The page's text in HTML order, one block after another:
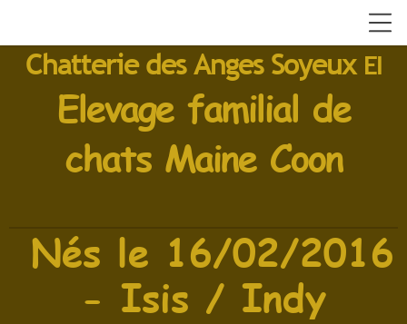
Chatterie des Anges Soyeux EI
Elevage familial de
chats Maine Coon
Nés le 16/02/2016
- Isis / Indy